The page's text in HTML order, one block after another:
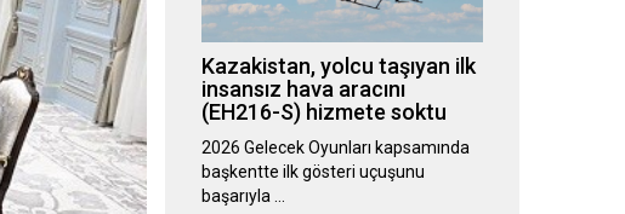
Kazakistan, yolcu taşıyan ilk
insansız hava aracını
(EH216-S) hizmete soktu
2026 Gelecek Oyunları kapsamında
başkentte ilk gösteri uçuşunu
başarıyla …